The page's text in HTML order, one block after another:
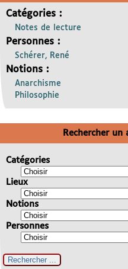
Catégories :
Notes de lecture
Personnes :
Schérer, René
Notions :
Anarchisme
Philosophie
Rechercher
Catégories
Lieux
Notions
Personnes